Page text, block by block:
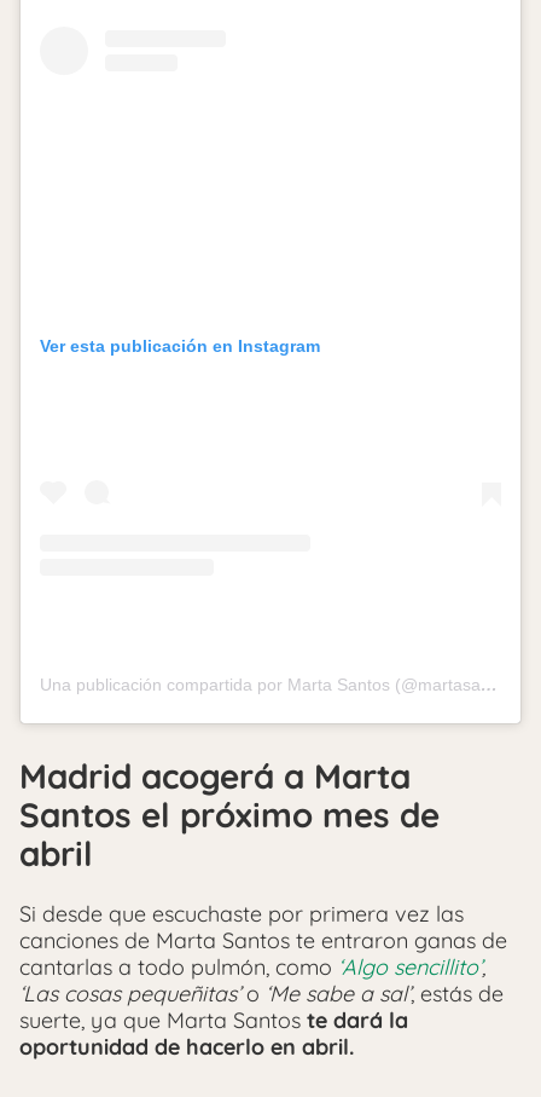
Ver esta publicación en Instagram
Una publicación compartida por Marta Santos (@martasantos99)
Madrid acogerá a Marta
Santos el próximo mes de
abril
Si desde que escuchaste por primera vez las
canciones de Marta Santos te entraron ganas de
cantarlas a todo pulmón, como ‘Algo sencillito’,
‘Las cosas pequeñitas’o ‘Me sabe a sal’, estás de
suerte, ya que Marta Santos te dará la
oportunidad de hacerlo en abril.